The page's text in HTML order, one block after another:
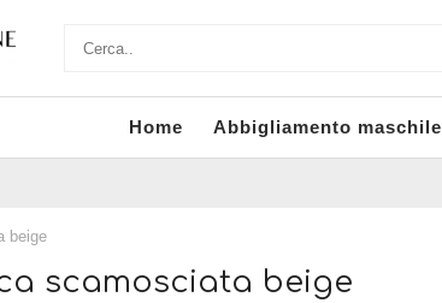
Home Abbigliamento maschile
beige
scamosciata beige